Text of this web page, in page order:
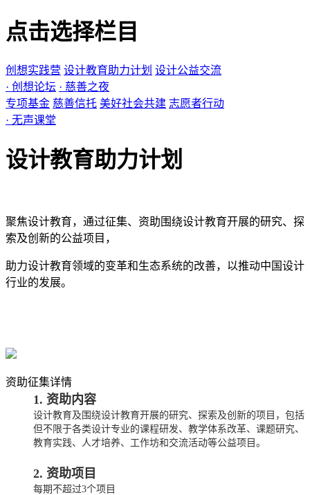
点击选择栏目
创想实践营 设计教育助力计划 设计公益交流
· 创想论坛 · 慈善之夜
专项基金 慈善信托 美好社会共建 志愿者行动
· 无声课堂
设计教育助力计划
聚焦设计教育，通过征集、资助围绕设计教育开展的研究、探
索及创新的公益项目，
助力设计教育领域的变革和生态系统的改善，以推动中国设计
行业的发展。
资助征集详情
1. 资助内容
设计教育及围绕设计教育开展的研究、探索及创新的项目，包括
但不限于各类设计专业的课程研发、教学体系改革、课题研究、
教育实践、人才培养、工作坊和交流活动等公益项目。
2. 资助项目
每期不超过3个项目